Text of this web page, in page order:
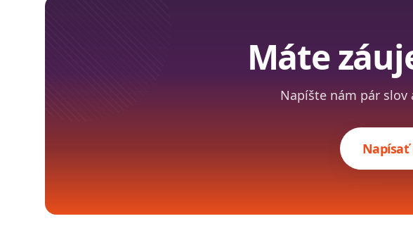
Máte
Napíšte nám pár slov
Napísať